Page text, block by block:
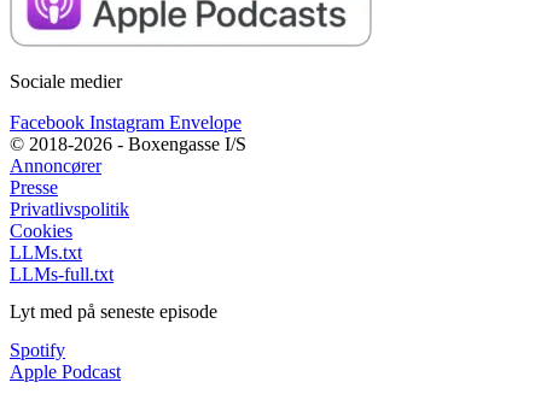
Sociale medier
Facebook Instagram Envelope
© 2018-2026 - Boxengasse I/S
Annoncører
Presse
Privatlivspolitik
Cookies
LLMs.txt
LLMs-full.txt
Lyt med på seneste episode
Spotify
Apple Podcast